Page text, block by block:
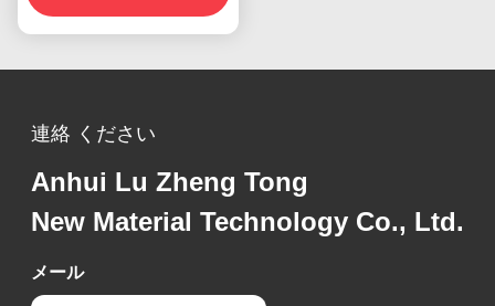
連絡 ください
Anhui Lu Zheng Tong
New Material Technology Co., Ltd.
メール